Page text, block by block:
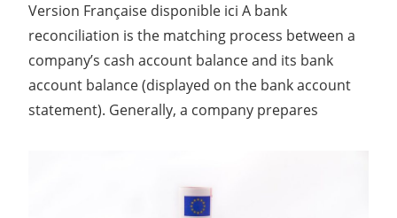
Version Française disponible ici A bank
reconciliation is the matching process between a
company’s cash account balance and its bank
account balance (displayed on the bank account
statement). Generally, a company prepares